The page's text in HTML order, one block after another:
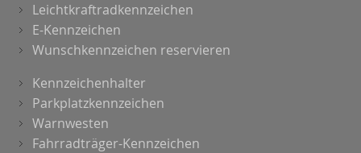
Leichtkraftradkennzeichen
E-Kennzeichen
Wunschkennzeichen reservieren
Kennzeichenhalter
Parkplatzkennzeichen
Warnwesten
Fahrradträger-Kennzeichen